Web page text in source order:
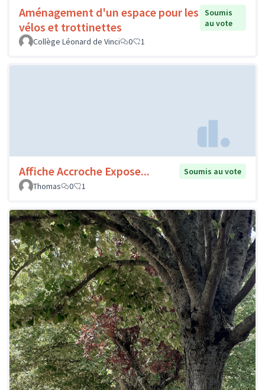
Aménagement d'un espace pour les
vélos et trottinettes
Soumis
au vote
Collège Léonard de Vinci
0 1
Affiche Accroche Expose...
Soumis au vote
Thomas
0 1